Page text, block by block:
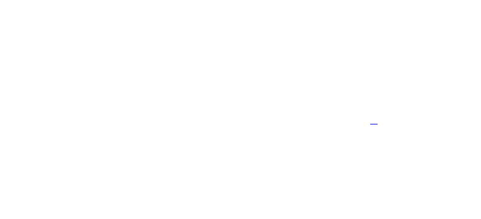
— высшее музыкальное учебное заведение в Новосибирске. Основанная в 1956
РСФСР, консерватория стала первым музыкальным высшим учебным
европейской части России[3]. С 1957 года она носит имя Михаила Ивановича